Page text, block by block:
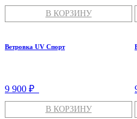
В КОРЗИНУ
Ветровка UV Спорт
9 900 ₽
В КОРЗИНУ